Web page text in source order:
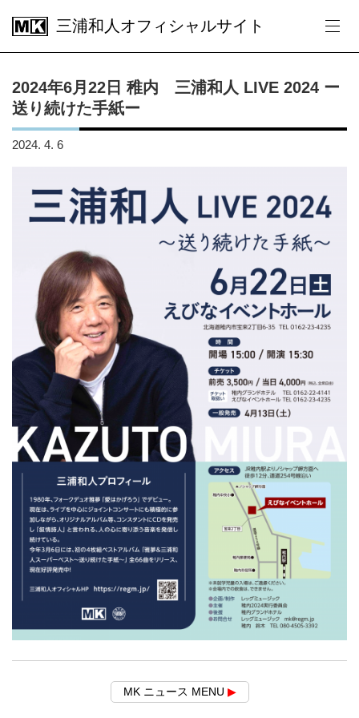
三浦和人オフィシャルサイト
2024年6月22日 稚内 三浦和人 LIVE 2024 ー
送り続けた手紙ー
2024. 4. 6
MK ニュース MENU ▶